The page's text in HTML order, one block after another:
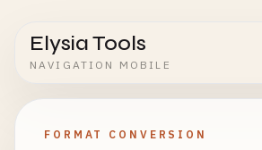
Elysia Tools
NAVIGATION MOBILE
FORMAT CONVERSION